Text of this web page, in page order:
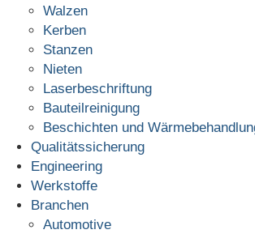
Walzen
Kerben
Stanzen
Nieten
Laserbeschriftung
Bauteilreinigung
Beschichten und
Qualitätssicherung
Engineering
Werkstoffe
Branchen
Automotive